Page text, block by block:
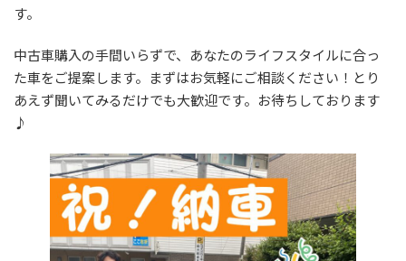
す。
中古車購入の手間いらずで、あなたのライフスタイルに合っ
た車をご提案します。まずはお気軽にご相談ください！とり
あえず聞いてみるだけでも大歓迎です。お待ちしております
♪